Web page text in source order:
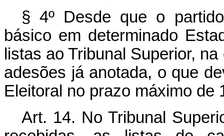
§ 4º Desde que o
básico em determinado
listas ao Tribunal Superior,
adesões já anotada, o que
Eleitoral no prazo máximo de
Art. 14. No Tribunal